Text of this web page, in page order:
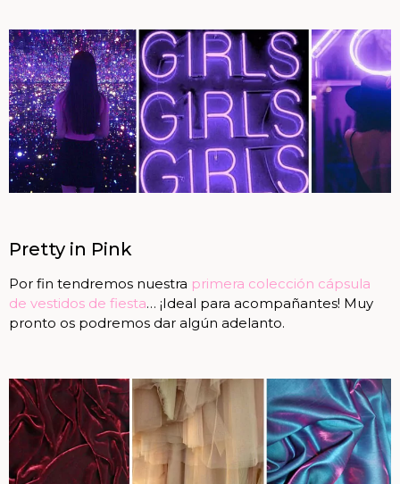
Pretty in Pink
Por fin tendremos nuestra primera colección cápsula
de vestidos de fiesta… ¡Ideal para acompañantes! Muy
pronto os podremos dar algún adelanto.